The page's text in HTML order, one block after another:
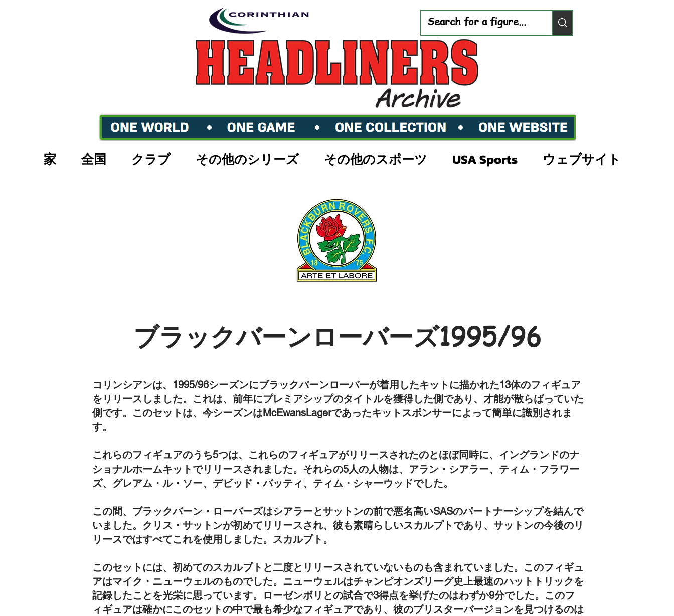
家 全国 クラブ その他のシリーズ その他のスポーツ USA Sports ウェブサイト
ブラックバーンローバーズ1995/96
コリンシアンは、1995/96シーズンにブラックバーンローバーが着用したキットに描かれた13体のフィギュア
をリリースしました。これは、前年にプレミアシップのタイトルを獲得した側であり、才能が散らばっていた
側です。このセットは、今シーズンはMcEwansLagerであったキットスポンサーによって簡単に識別されま
す。
これらのフィギュアのうち5つは、これらのフィギュアがリリースされたのとほぼ同時に、イングランドのナ
ショナルホームキットでリリースされました。それらの5人の人物は、アラン・シアラー、ティム・フラワー
ズ、グレアム・ル・ソー、デビッド・バッティ、ティム・シャーウッドでした。
この間、ブラックバーン・ローバーズはシアラーとサットンの前で悪名高いSASのパートナーシップを結んで
いました。クリス・サットンが初めてリリースされ、彼も素晴らしいスカルプトであり、サットンの今後のリ
リースではすべてこれを使用しました。スカルプト。
このセットには、初めてのスカルプトと二度とリリースされていないものも含まれていました。このフィギュ
アはマイク・ニューウェルのものでした。ニューウェルはチャンピオンズリーグ史上最速のハットトリックを
記録したことを光栄に思っています。ローゼンボリとの試合で3得点を挙げたのはわずか9分でした。このフ
ィギュアは確かにこのセットの中で最も希少なフィギュアであり、彼のブリスターバージョンを見つけるのは